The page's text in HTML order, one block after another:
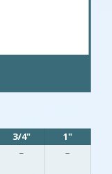
3/4"
1"
– –